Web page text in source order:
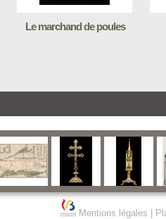
Le marchand de poules
Mentions légales